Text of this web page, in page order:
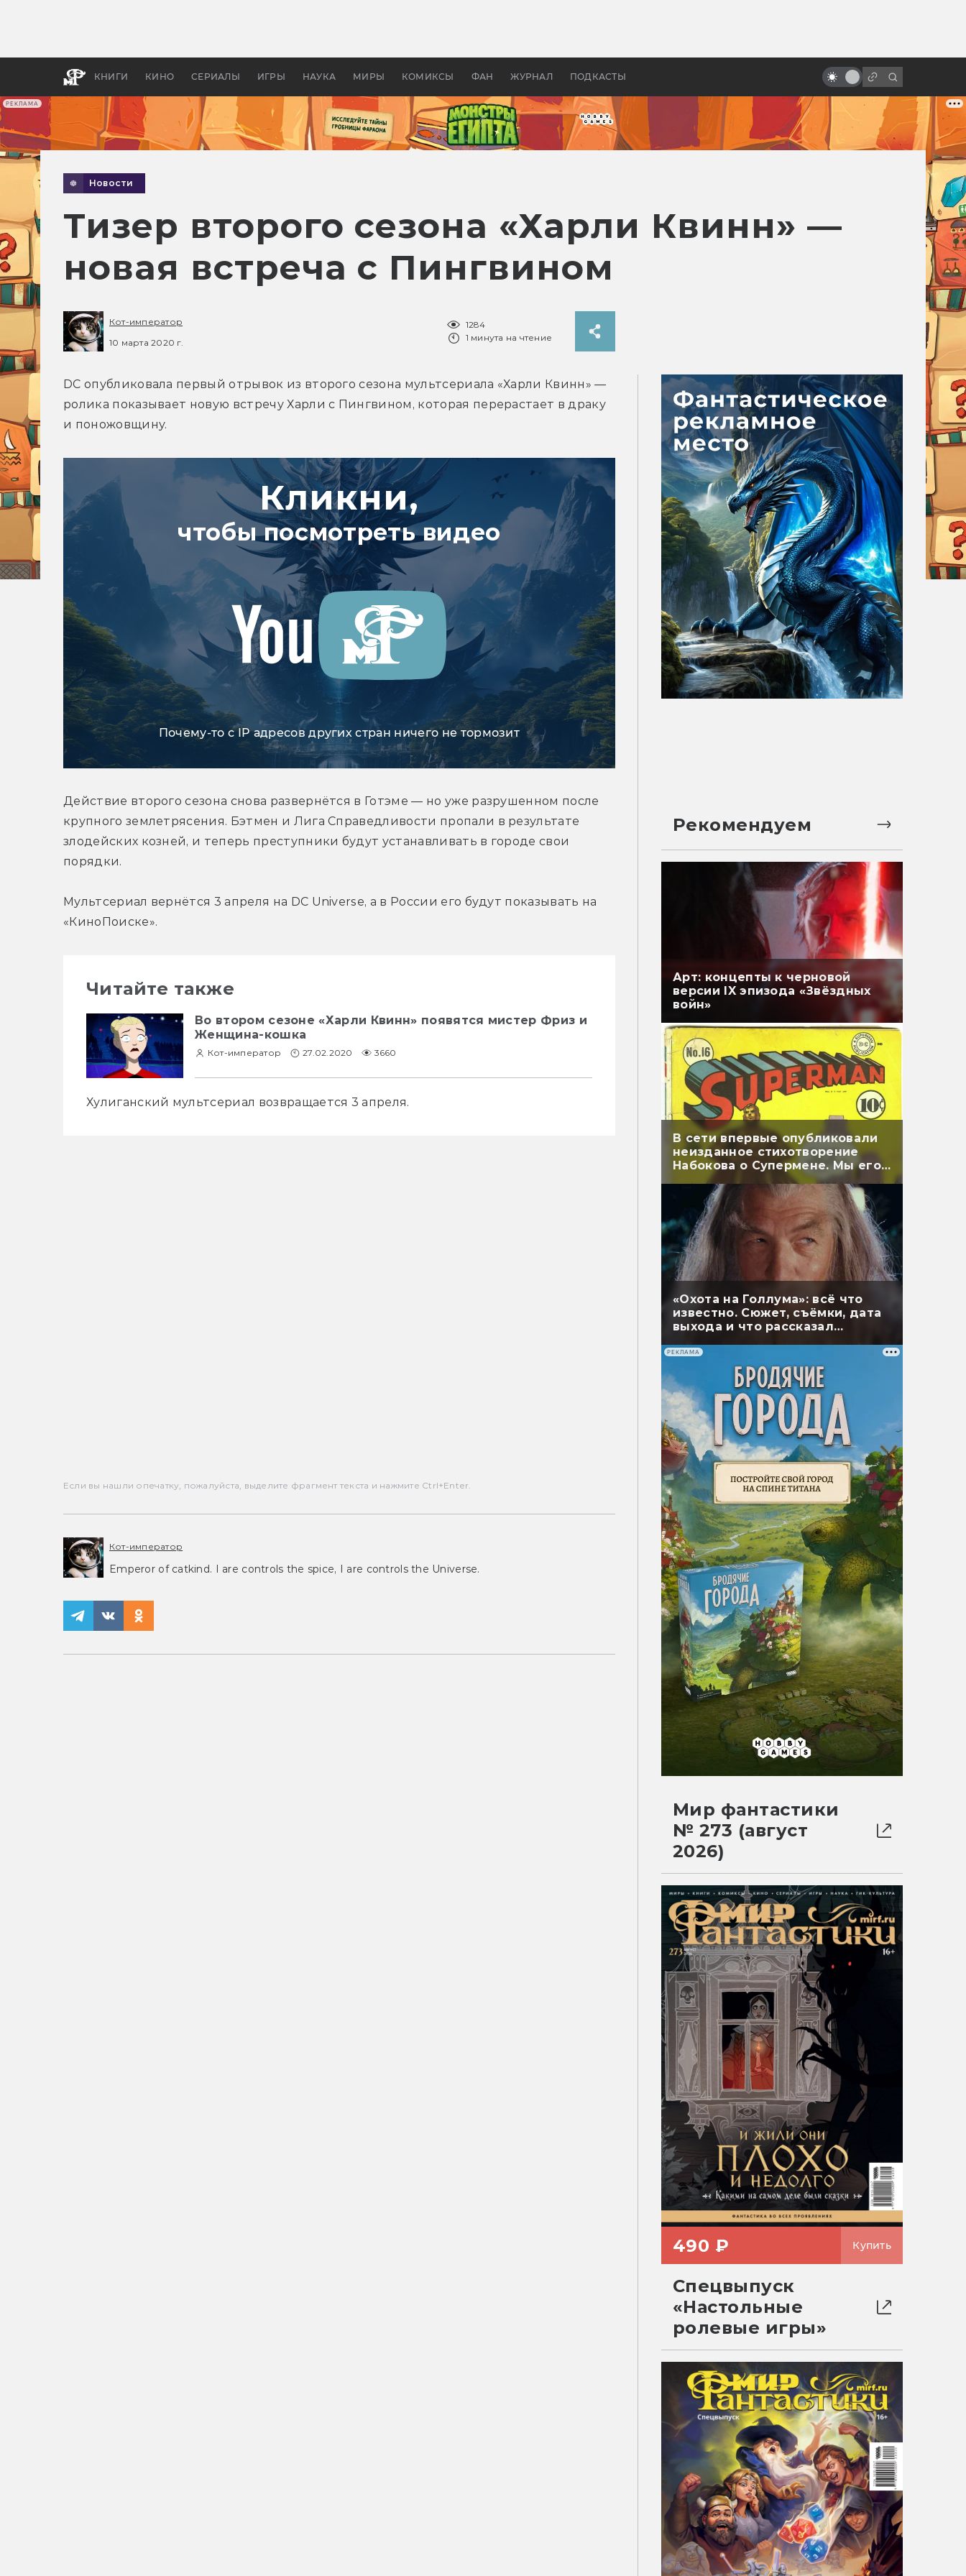
РЕКЛАМА
КНИГИ КИНО СЕРИАЛЫ ИГРЫ НАУКА МИРЫ КОМИКСЫ ФАН ЖУРНАЛ ПОДКАСТЫ
апокалипсис, в России —
бы «Властелина колец»
инопланетян и будущее
Новости
Тизер второго сезона «Харли Квинн» —
новая встреча с Пингвином
Кот-император
10 марта 2020 г.
1284
1 минута на чтение
DC опубликовала первый отрывок из второго сезона мультсериала «Харли Квинн» —
ролика показывает новую встречу Харли с Пингвином, которая перерастает в драку
и поножовщину.
Кликни,
чтобы посмотреть видео
Почему-то с IP адресов других стран ничего не тормозит
Действие второго сезона снова развернётся в Готэме — но уже разрушенном после
крупного землетрясения. Бэтмен и Лига Справедливости пропали в результате
злодейских козней, и теперь преступники будут устанавливать в городе свои
порядки.
Мультсериал вернётся 3 апреля на DC Universe, а в России его будут показывать на
«КиноПоиске».
Читайте также
Во втором сезоне «Харли Квинн» появятся мистер Фриз и
Женщина-кошка
Кот-император 27.02.2020 3660
Хулиганский мультсериал возвращается 3 апреля.
Если вы нашли опечатку, пожалуйста, выделите фрагмент текста и нажмите Ctrl+Enter.
Кот-император
Emperor of catkind. I are controls the spice, I are controls the Universe.
Рекомендуем
Арт: концепты к черновой
версии IX эпизода «Звёздных
войн»
В сети впервые опубликовали
неизданное стихотворение
Набокова о Супермене. Мы его
перевели
«Охота на Голлума»: всё что
известно. Сюжет, съёмки, дата
выхода и что рассказал
РЕКЛАМА
Мир фантастики
№ 273 (август
2026)
490 ₽ Купить
Спецвыпуск
«Настольные
ролевые игры»